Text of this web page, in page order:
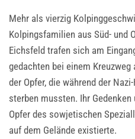
Mehr als vierzig
Kolpingsfamilien aus Süd- und
Eichsfeld trafen sich am
gedachten bei einem
der Opfer, die während der
sterben mussten. Ihr
Opfer des sowjetischen
auf dem Gelände existierte.